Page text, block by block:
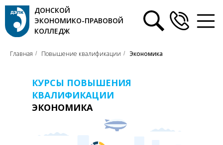
ДОНСКОЙ
ЭКОНОМИКО-ПРАВОВОЙ
КОЛЛЕДЖ
Главная / Повышение квалификации / Экономика
КУРСЫ ПОВЫШЕНИЯ
КВАЛИФИКАЦИИ
ЭКОНОМИКА